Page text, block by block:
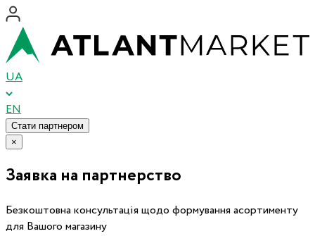
UA
EN
Стати партнером
×
Заявка на партнерство
Безкоштовна консультація щодо формування асортименту
для Вашого магазину